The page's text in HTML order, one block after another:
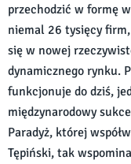
przechodzić w formę
niemal 26 tysięcy
się w nowej
dynamicznego rynku.
funkcjonuje do dziś,
międzynarodowy
Paradyż, której
Tępiński, tak